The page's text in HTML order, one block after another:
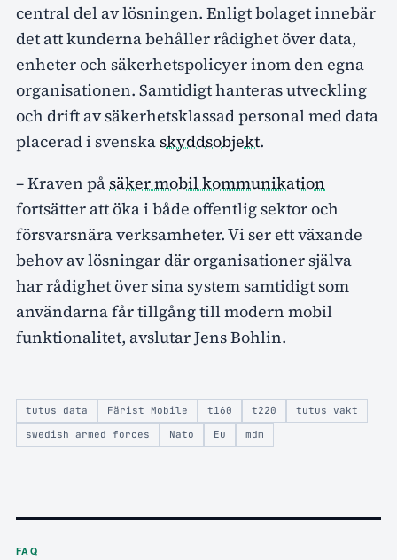
central del av lösningen. Enligt bolaget innebär
det att kunderna behåller rådighet över data,
enheter och säkerhetspolicyer inom den egna
organisationen. Samtidigt hanteras utveckling
och drift av säkerhetsklassad personal med data
placerad i svenskaskyddsobjekt.
– Kraven påsäker mobil kommunikation
fortsätter att öka i både offentlig sektor och
försvarsnära verksamheter. Vi ser ett växande
behov av lösningar där organisationer själva
har rådighet över sina system samtidigt som
användarna får tillgång till modern mobil
funktionalitet, avslutar Jens Bohlin.
tutus data Färist Mobile t160 t220
tutus vakt
swedish armed forces
Nato Eu mdm
FAQ